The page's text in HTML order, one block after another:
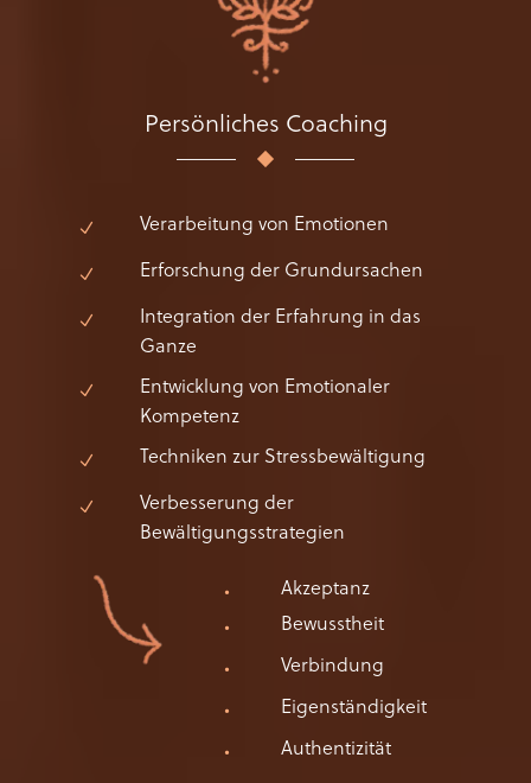
Persönliches Coaching
Verarbeitung von Emotionen
Erforschung der Grundursachen
Integration der Erfahrung in das
Ganze
Entwicklung von Emotionaler
Kompetenz
Techniken zur Stressbewältigung
Verbesserung der
Bewältigungsstrategien
Akzeptanz
Bewusstheit
Verbindung
Eigenständigkeit
Authentizität